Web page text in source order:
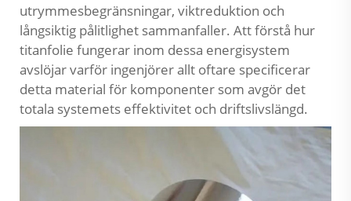
utrymmesbegränsningar, viktreduktion och
långsiktig pålitlighet sammanfaller. Att förstå hur
titanfolie fungerar inom dessa energisystem
avslöjar varför ingenjörer allt oftare specificerar
detta material för komponenter som avgör det
totala systemets effektivitet och driftslivslängd.